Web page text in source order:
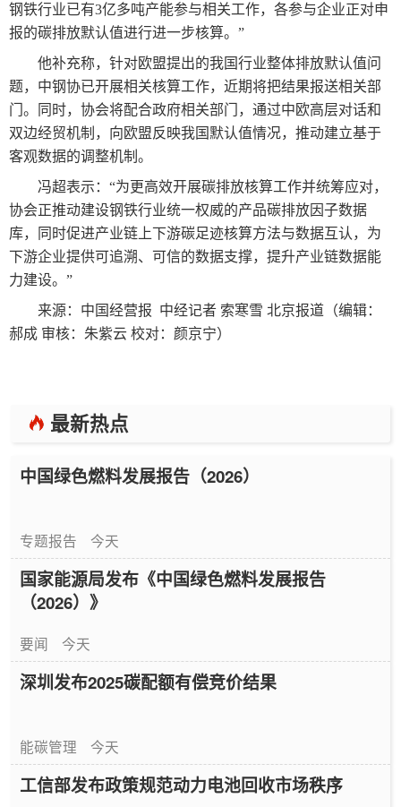
钢铁行业已有3亿多吨产能参与相关工作，各参与企业正对申
报的碳排放默认值进行进一步核算。”
他补充称，针对欧盟提出的我国行业整体排放默认值问
题，中钢协已开展相关核算工作，近期将把结果报送相关部
门。同时，协会将配合政府相关部门，通过中欧高层对话和
双边经贸机制，向欧盟反映我国默认值情况，推动建立基于
客观数据的调整机制。
冯超表示：“为更高效开展碳排放核算工作并统筹应对，
协会正推动建设钢铁行业统一权威的产品碳排放因子数据
库，同时促进产业链上下游碳足迹核算方法与数据互认，为
下游企业提供可追溯、可信的数据支撑，提升产业链数据能
力建设。”
来源：中国经营报 中经记者 索寒雪 北京报道（编辑：
郝成 审核：朱紫云 校对：颜京宁）
最新热点
中国绿色燃料发展报告（2026）
专题报告 今天
国家能源局发布《中国绿色燃料发展报告
（2026）》
要闻 今天
深圳发布2025碳配额有偿竞价结果
能碳管理 今天
工信部发布政策规范动力电池回收市场秩序